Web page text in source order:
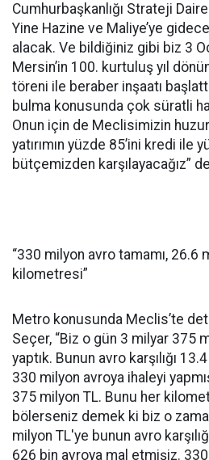
Cumhurbaşkanlığı Strateji
Yine Hazine ve Maliye’ye
alacak. Ve bildiğiniz gibi biz 3
Mersin’in 100. kurtuluş yıl
töreni ile beraber inşaatı
bulma konusunda çok süratli
Onun için de Meclisimizin
yatırımın yüzde 85’ini kredi ile
bütçemizden karşılayacağız”
“330 milyon avro tamamı, 26.6
kilometresi”
Metro konusunda Meclis’te
Seçer, “Biz o gün 3 milyar 375
yaptık. Bunun avro karşılığı
330 milyon avroya ihaleyi
375 milyon TL. Bunu her
bölerseniz demek ki biz o
milyon TL'ye bunun avro
626 bin avroya mal etmişiz.